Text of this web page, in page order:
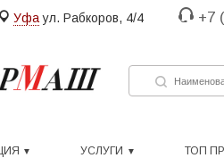
Уфа ул. Рабкоров, 4/4 +7
УСЛУГИ ТОП